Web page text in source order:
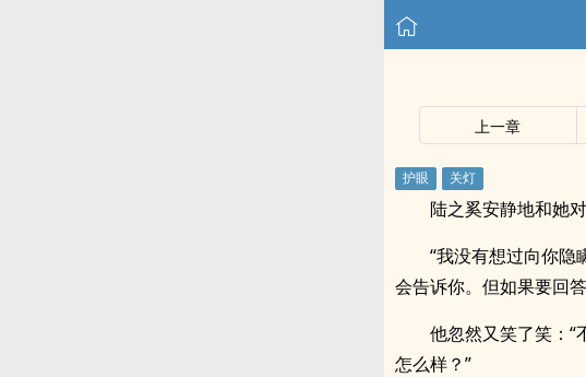
上一章
陆之奚安静地和她
“我没有想过向你
会告诉你。但如果要回
他忽然又笑了笑：“
怎么样？”